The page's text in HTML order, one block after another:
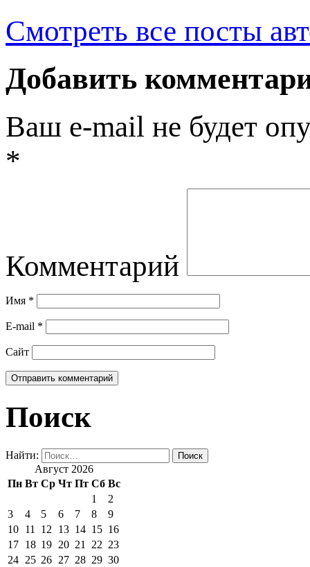
Смотреть все посты
Добавить
Ваш e-mail не будет
*
Комментарий
Имя *
E-mail *
Сайт
Поиск
Найти:
Август 2026
Пн Вт Ср Чт Пт Сб Вс
1
2
3
4 5 6 7 8
9
10 11 12 13 14 15 16
17 18 19 20 21 22 23
24 25 26 27 28 29 30